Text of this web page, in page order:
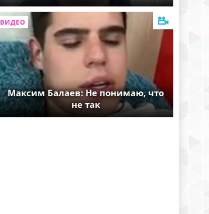
ВИДЕО
Максим Балаев: Не понимаю, что
не так